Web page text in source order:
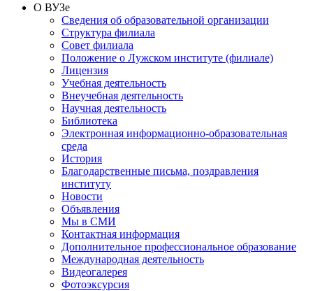
О ВУЗе
Сведения об образовательной организации
Структура филиала
Совет филиала
Положение о Лужском институте (филиале)
Лицензия
Учебная деятельность
Внеучебная деятельность
Научная деятельность
Библиотека
Электронная информационно-образовательная
среда
История
Благодарственные письма, поздравления
институту
Новости
Объявления
Мы в СМИ
Контактная информация
Дополнительное профессиональное образование
Международная деятельность
Видеогалерея
Фотоэксурсия